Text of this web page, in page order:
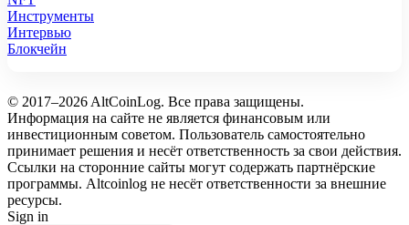
Инструменты
Интервью
Блокчейн
© 2017–2026 AltCoinLog. Все права защищены.
Информация на сайте не является финансовым или
инвестиционным советом. Пользователь самостоятельно
принимает решения и несёт ответственность за свои действия.
Ссылки на сторонние сайты могут содержать партнёрские
программы. Altcoinlog не несёт ответственности за внешние
ресурсы.
Sign in